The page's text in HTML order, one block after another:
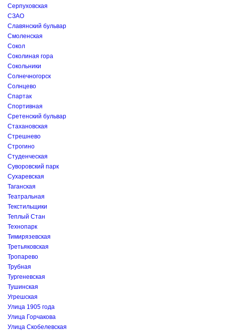
Серпуховская
СЗАО
Славянский бульвар
Смоленская
Сокол
Соколиная гора
Сокольники
Солнечногорск
Солнцево
Спартак
Спортивная
Сретенский бульвар
Стахановская
Стрешнево
Строгино
Студенческая
Суворовский парк
Сухаревская
Таганская
Театральная
Текстильщики
Теплый Стан
Технопарк
Тимирязевская
Третьяковская
Тропарево
Трубная
Тургеневская
Тушинская
Угрешская
Улица 1905 года
Улица Горчакова
Улица Скобелевская